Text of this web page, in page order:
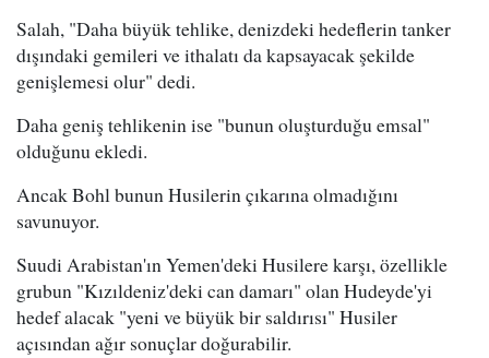
Salah, "Daha büyük tehlike, denizdeki hedeflerin tanker
dışındaki gemileri ve ithalatı da kapsayacak şekilde
genişlemesi olur" dedi.
Daha geniş tehlikenin ise "bunun oluşturduğu emsal"
olduğunu ekledi.
Ancak Bohl bunun Husilerin çıkarına olmadığını
savunuyor.
Suudi Arabistan'ın Yemen'deki Husilere karşı, özellikle
grubun "Kızıldeniz'deki can damarı" olan Hudeyde'yi
hedef alacak "yeni ve büyük bir saldırısı" Husiler
açısından ağır sonuçlar doğurabilir.